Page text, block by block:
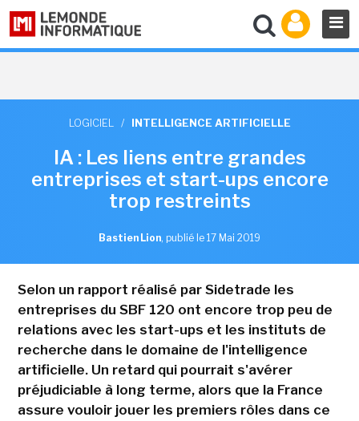
LOGICIEL / INTELLIGENCE ARTIFICIELLE
IA : Les liens entre grandes
entreprises et start-ups encore
trop restreints
Bastien Lion, publié le 17 Mai 2019
Selon un rapport réalisé par Sidetrade les
entreprises du SBF 120 ont encore trop peu de
relations avec les start-ups et les instituts de
recherche dans le domaine de l'intelligence
artificielle. Un retard qui pourrait s'avérer
préjudiciable à long terme, alors que la France
assure vouloir jouer les premiers rôles dans ce